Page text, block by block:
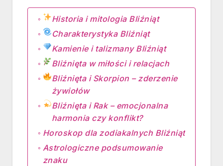
Historia i mitologia Bliźniąt
Charakterystyka Bliźniąt
Kamienie i talizmany Bliźniąt
Bliźnięta w miłości i relacjach
Bliźnięta i Skorpion – zderzenie
żywiołów
Bliźnięta i Rak – emocjonalna
harmonia czy konflikt?
Horoskop dla zodiakalnych Bliźniąt
Astrologiczne podsumowanie
znaku